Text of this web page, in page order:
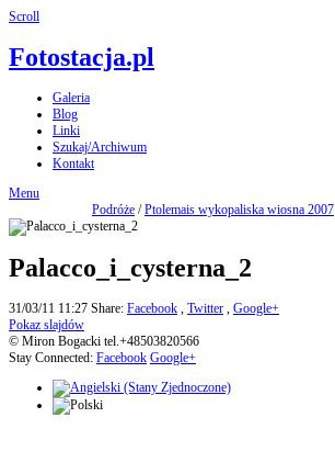
Scroll
Fotostacja.pl
Galeria
Blog
Linki
Szukaj/Archiwum
Kontakt
Menu
Podróże /Ptolemais wykopaliska wiosna 2007
Palacco_i_cysterna_2
31/03/11 11:27 Share: Facebook , Twitter , Google+
Pokaz slajdów
© Miron Bogacki tel.+48503820566
Stay Connected: Facebook Google+